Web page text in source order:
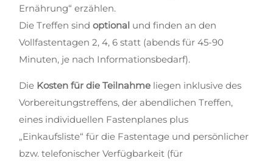
Ernährung“ erzählen.
Die Treffen sindoptional und finden an den
Vollfastentagen 2, 4, 6 statt (abends für 45-90
Minuten, je nach Informationsbedarf).
Die Kosten für die Teilnahme liegen inklusive des
Vorbereitungstreffens, der abendlichen Treffen,
eines individuellen Fastenplanes plus
„Einkaufsliste“ für die Fastentage und persönlicher
bzw. telefonischer Verfügbarkeit (für